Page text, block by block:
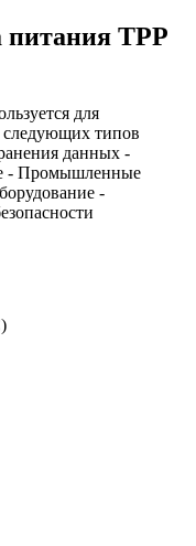
TPP
для
следующих типов
данных -
- Промышленные
-